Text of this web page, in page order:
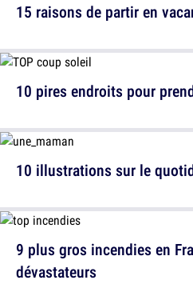
15 raisons de partir en
10 illustrations sur le
10 pires endroits pour
9 plus gros incendies en
dévastateurs